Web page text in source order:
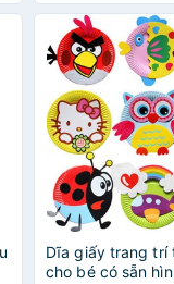
Dĩa giấy trang trí
cho bé có sẵn